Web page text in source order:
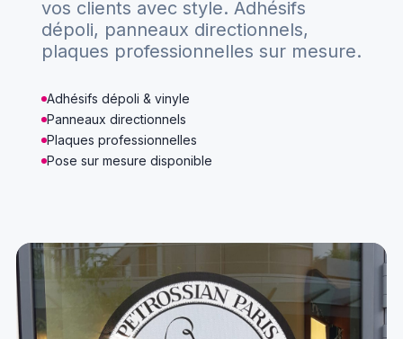
Nous contacter
vos clients avec style. Adhésifs
dépoli, panneaux directionnels,
plaques professionnelles sur mesure.
Adhésifs dépoli & vinyle
Panneaux directionnels
Plaques professionnelles
Pose sur mesure disponible